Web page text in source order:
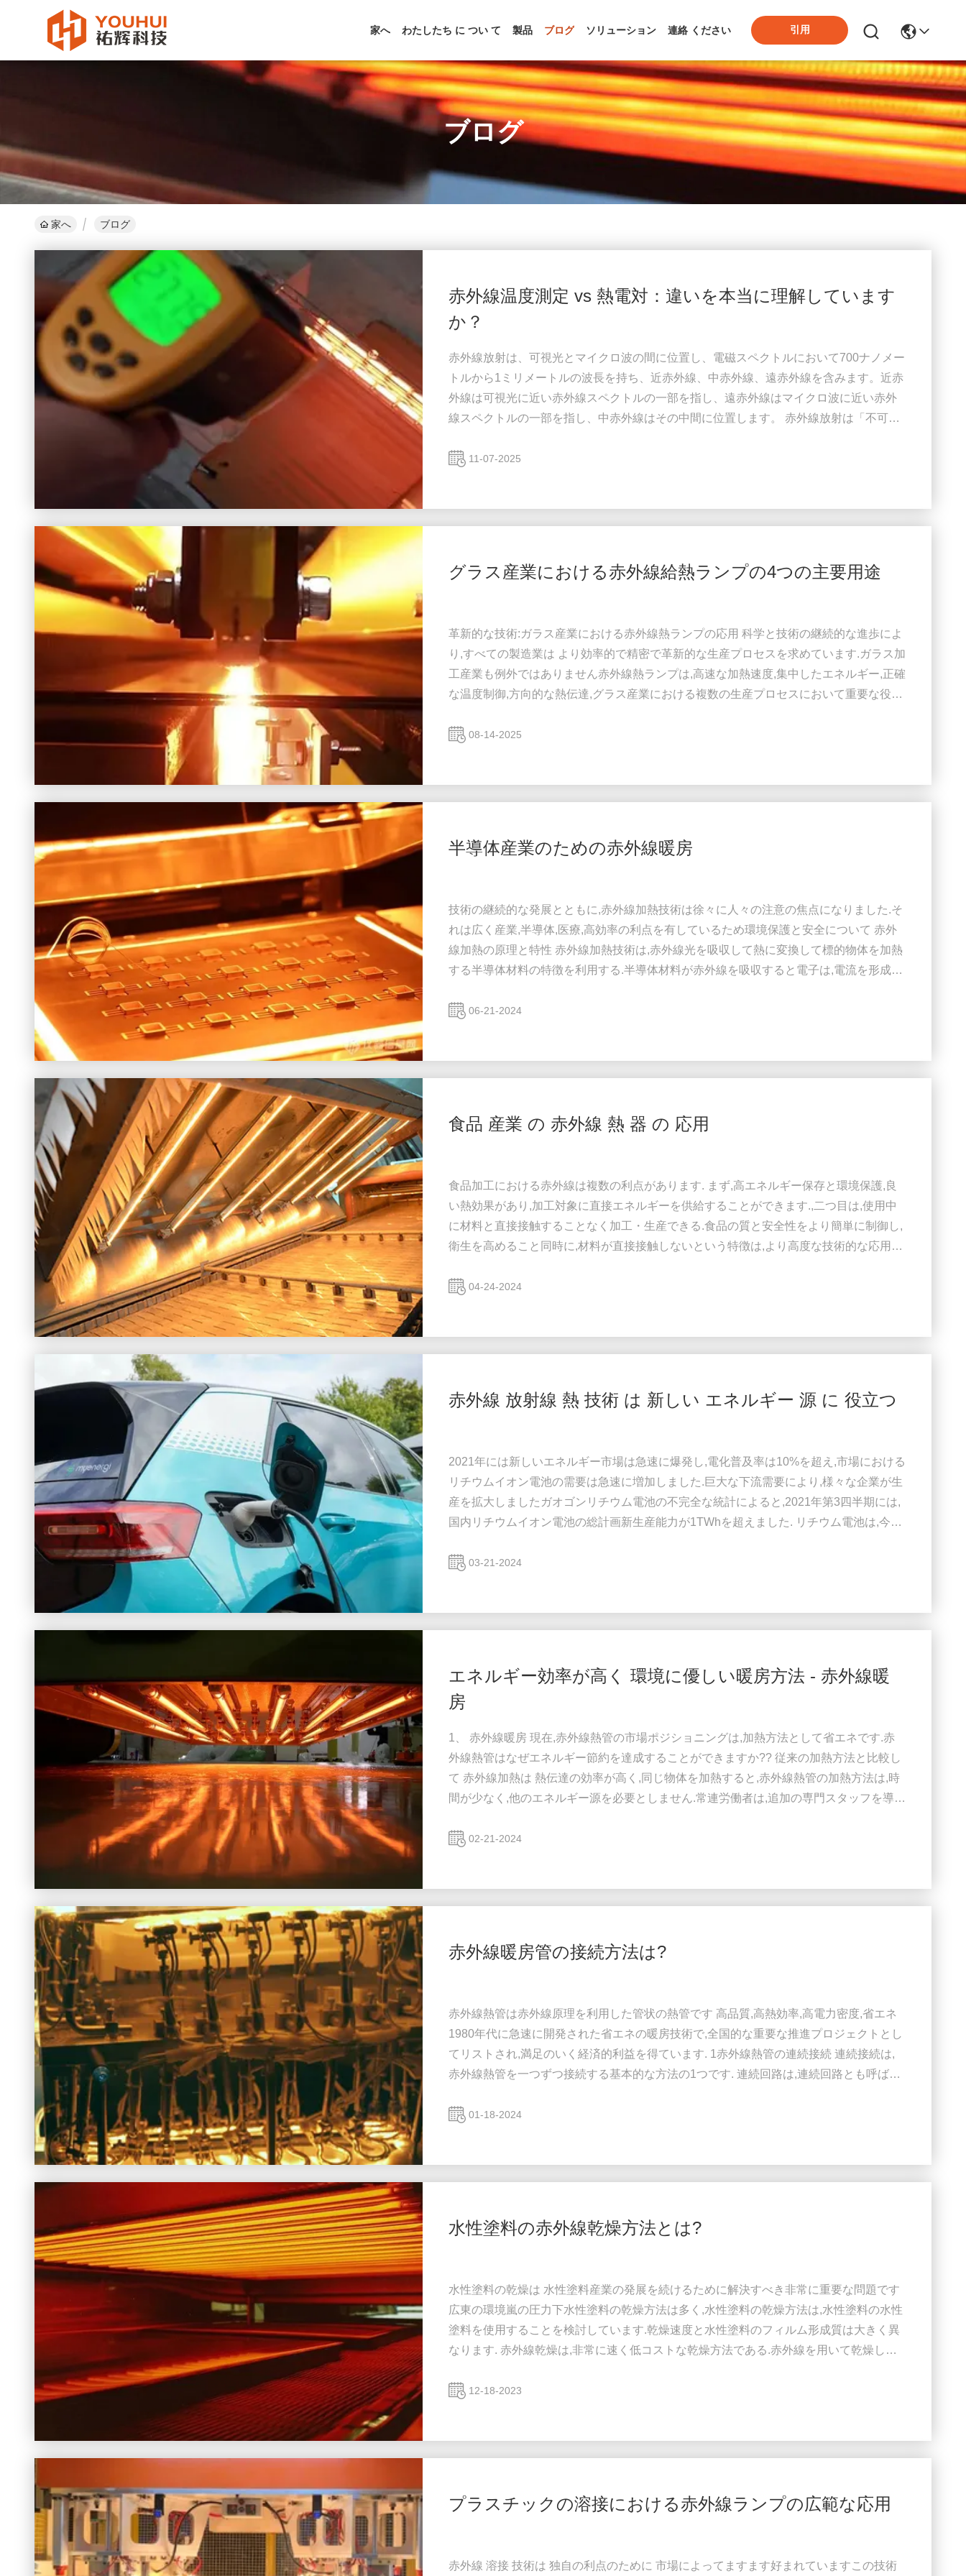
家へ わたしたち に つい て 製品 ブログ ソリューション 連絡 ください 引用
ブログ
家へ ブログ
赤外線温度測定 vs 熱電対：違いを本当に理解しています
か？
赤外線放射は、可視光とマイクロ波の間に位置し、電磁スペクトルにおいて700ナノメー
トルから1ミリメートルの波長を持ち、近赤外線、中赤外線、遠赤外線を含みます。近赤
外線は可視光に近い赤外線スペクトルの一部を指し、遠赤外線はマイクロ波に近い赤外
線スペクトルの一部を指し、中赤外線はその中間に位置します。 赤外線放射は「不可
目に見える赤色光の外側に位置し、赤色光よりも低い周波数を持っています。紫外線も
11-07-2025
グラス産業における赤外線給熱ランプの4つの主要用途
革新的な技術:ガラス産業における赤外線熱ランプの応用 科学と技術の継続的な進歩によ
り,すべての製造業は より効率的で精密で革新的な生産プロセスを求めています.ガラス加
工産業も例外ではありません赤外線熱ランプは,高速な加熱速度,集中したエネルギー,正確
な温度制御,方向的な熱伝達,グラス産業における複数の生産プロセスにおいて重要な役割
効果的に解決します. グラス加工の多くのプロセス段階では加熱が必要であり,赤外線加熱
08-14-2025
半導体産業のための赤外線暖房
技術の継続的な発展とともに,赤外線加熱技術は徐々に人々の注意の焦点になりました.そ
れは広く産業,半導体,医療,高効率の利点を有しているため環境保護と安全について 赤外
線加熱の原理と特性 赤外線加熱技術は,赤外線光を吸収して熱に変換して標的物体を加熱
する半導体材料の特徴を利用する.半導体材料が赤外線を吸収すると電子は,電流を形成し,
効果が得られる. 赤外線熱技術には以下の特徴がある. ● 効率: 赤外線 光 の 高 エネルギー
06-21-2024
食品 産業 の 赤外線 熱 器 の 応用
食品加工における赤外線は複数の利点があります. まず,高エネルギー保存と環境保護,良
い熱効果があり,加工対象に直接エネルギーを供給することができます.,二つ目は,使用中
に材料と直接接触することなく加工・生産できる.食品の質と安全性をより簡単に制御し,
衛生を高めること同時に,材料が直接接触しないという特徴は,より高度な技術的な応用性
で広く使用されています (1) 赤外線脱水と乾燥 乾燥プロセスは 中国の食品産業の重要な
04-24-2024
赤外線 放射線 熱 技術 は 新しい エネルギー 源 に 役立つ
2021年には新しいエネルギー市場は急速に爆発し,電化普及率は10%を超え,市場における
リチウムイオン電池の需要は急速に増加しました.巨大な下流需要により,様々な企業が生
産を拡大しましたガオゴンリチウム電池の不完全な統計によると,2021年第3四半期には,
国内リチウムイオン電池の総計画新生産能力が1TWhを超えました. リチウム電池は,今日
応用として,電極の製造も不可欠です.電極は通常,銅製の金属ホイールにスローラコーティ
03-21-2024
エネルギー効率が高く 環境に優しい暖房方法 - 赤外線暖
房
1、 赤外線暖房 現在,赤外線熱管の市場ポジショニングは,加熱方法として省エネです.赤
外線熱管はなぜエネルギー節約を達成することができますか?? 従来の加熱方法と比較し
て 赤外線加熱は 熱伝達の効率が高く,同じ物体を加熱すると,赤外線熱管の加熱方法は,時
間が少なく,他のエネルギー源を必要としません.常連労働者は,追加の専門スタッフを導入
も乾燥場でのエネルギー節約の目標を達成する. 粉末塗装の固化,塗装の乾燥,プラスチッ
02-21-2024
赤外線暖房管の接続方法は?
赤外線熱管は赤外線原理を利用した管状の熱管です 高品質,高熱効率,高電力密度,省エネ
1980年代に急速に開発された省エネの暖房技術で,全国的な重要な推進プロジェクトとし
てリストされ,満足のいく経済的利益を得ています. 1赤外線熱管の連続接続 連続接続は,
赤外線熱管を一つずつ接続する基本的な方法の1つです. 連続回路は,連続回路とも呼ばれ
は,支線電流に等しい. (3) 連続回路における総抵抗は,支線抵抗の和に等しい. (4) 連続回路
01-18-2024
水性塗料の赤外線乾燥方法とは?
水性塗料の乾燥は 水性塗料産業の発展を続けるために解決すべき非常に重要な問題です
広東の環境嵐の圧力下水性塗料の乾燥方法は多く,水性塗料の乾燥方法は,水性塗料の水性
塗料を使用することを検討しています.乾燥速度と水性塗料のフィルム形成質は大きく異
なります. 赤外線乾燥は,非常に速く低コストな乾燥方法である.赤外線を用いて乾燥した
乾燥 放射線 は 人 の 健康 に 害 を 及ぼし ませ ん赤外線で乾燥すると 外部放射線ほど早
12-18-2023
プラスチックの溶接における赤外線ランプの広範な応用
赤外線 溶接 技術は 独自の利点のために 市場によってますます好まれていますこの技術